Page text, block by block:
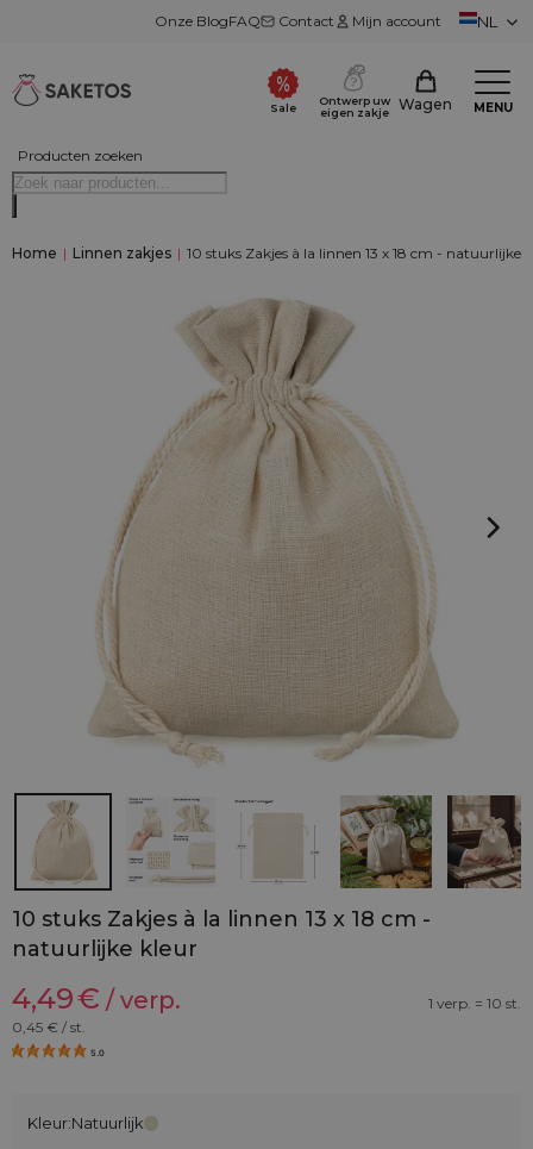
Onze BlogFAQ Contact Mijn account NL
Producten zoeken
Sale
Ontwerp uw
eigen zakje
Wagen MENU
Home | Linnen zakjes | 10 stuks Zakjes à la linnen 13 x 18 cm - natuurlijke
10 stuks Zakjes à la linnen 13 x 18 cm -
natuurlijke kleur
4,49€ / verp.
1 verp. = 10 st.
0,45 € / st.
5.0
Kleur:Natuurlijk